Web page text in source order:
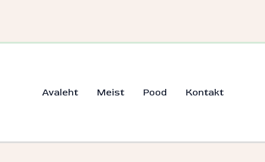
Avaleht Meist Pood Kontakt